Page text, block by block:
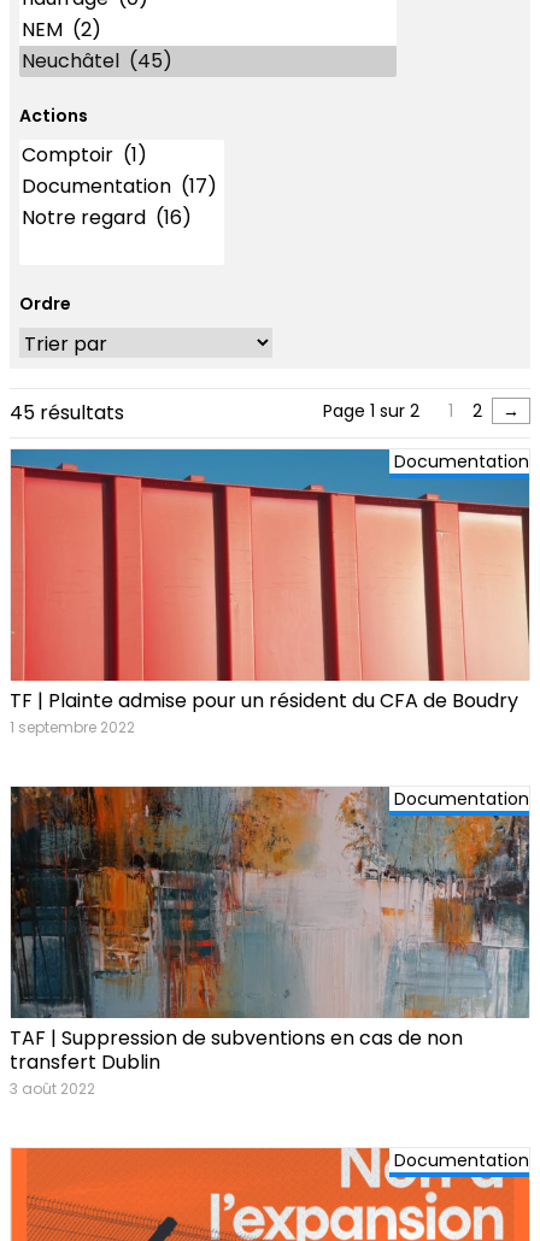
Actions
Actions
Ordre
45 résultats Page 1 sur 2 1 2 →
Documentation
TF | Plainte admise pour un résident du CFA de Boudry
1 septembre 2022
Documentation
TAF | Suppression de subventions en cas de non
transfert Dublin
3 août 2022
Documentation